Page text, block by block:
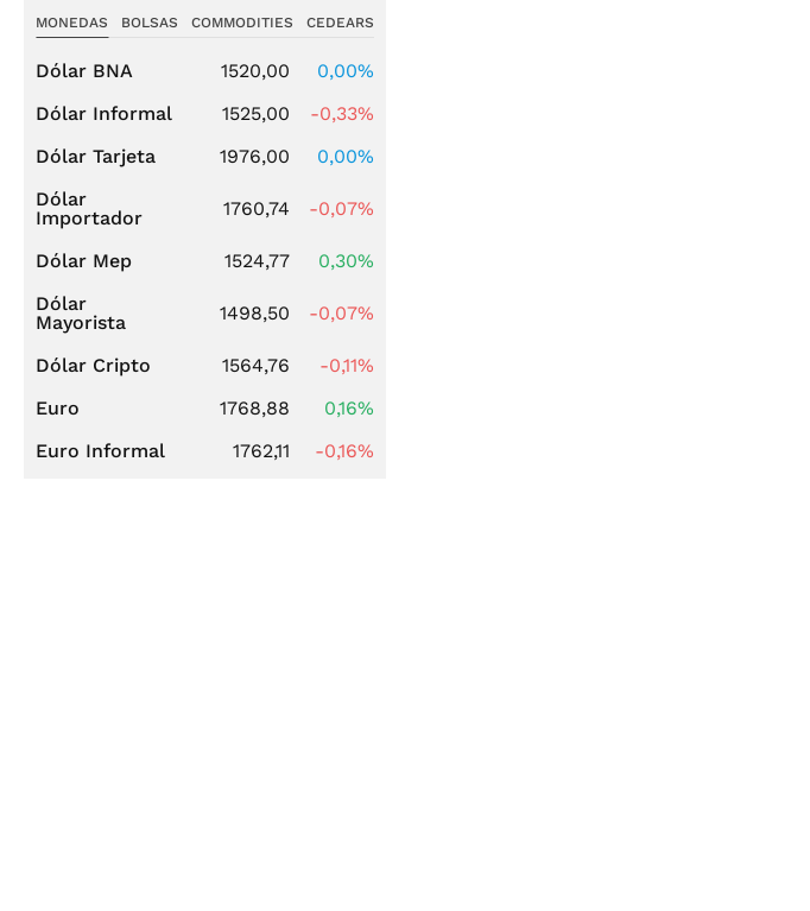
MONEDAS BOLSAS COMMODITIES CEDEARS
Dólar BNA 1520,00
0,00%
Dólar Informal
1525,00
-0,33%
Dólar Tarjeta
1976,00
0,00%
Dólar
Importador
1760,74 -0,07%
Dólar Mep 1524,77
0,30%
Dólar
Mayorista
1498,50 -0,07%
Dólar Cripto 1564,76
-0,11%
Euro
1768,88
0,16%
Euro Informal
1762,11 -0,16%